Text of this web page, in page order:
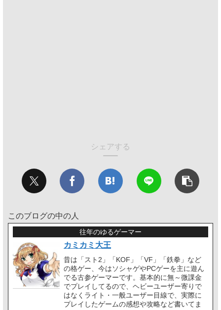
シェアする
このブログの中の人
往年のゆるゲーマー
カミカミ大王
昔は「スト2」「KOF」「VF」「鉄拳」など
の格ゲー、今はソシャゲやPCゲーを主に遊ん
でる古参ゲーマーです。基本的に無～微課金
でプレイしてるので、ヘビーユーザー寄りで
はなくライト・一般ユーザー目線で、実際に
プレイしたゲームの感想や攻略など書いてま